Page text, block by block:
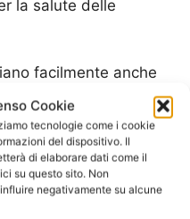
Cookie
tecnologie come i cookie
del dispositivo. Il
di elaborare dati come il
su questo sito. Non
negativamente su alcune
la salute delle
facilmente anche
climatiche sono
degli animaletti,
bene le variazioni di
specialmente la
di persone